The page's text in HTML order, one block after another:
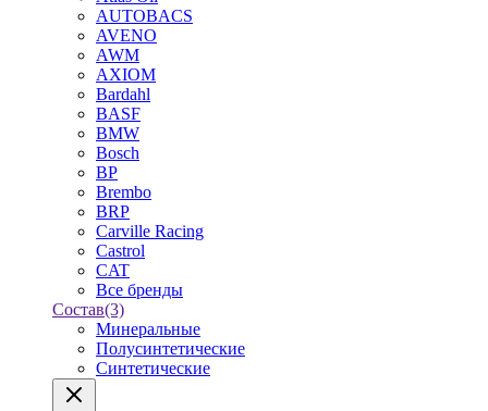
AUTOBACS
AVENO
AWM
AXIOM
Bardahl
BASF
BMW
Bosch
BP
Brembo
BRP
Carville Racing
Castrol
CAT
Все бренды
Состав(3)
Минеральные
Полусинтетические
Синтетические